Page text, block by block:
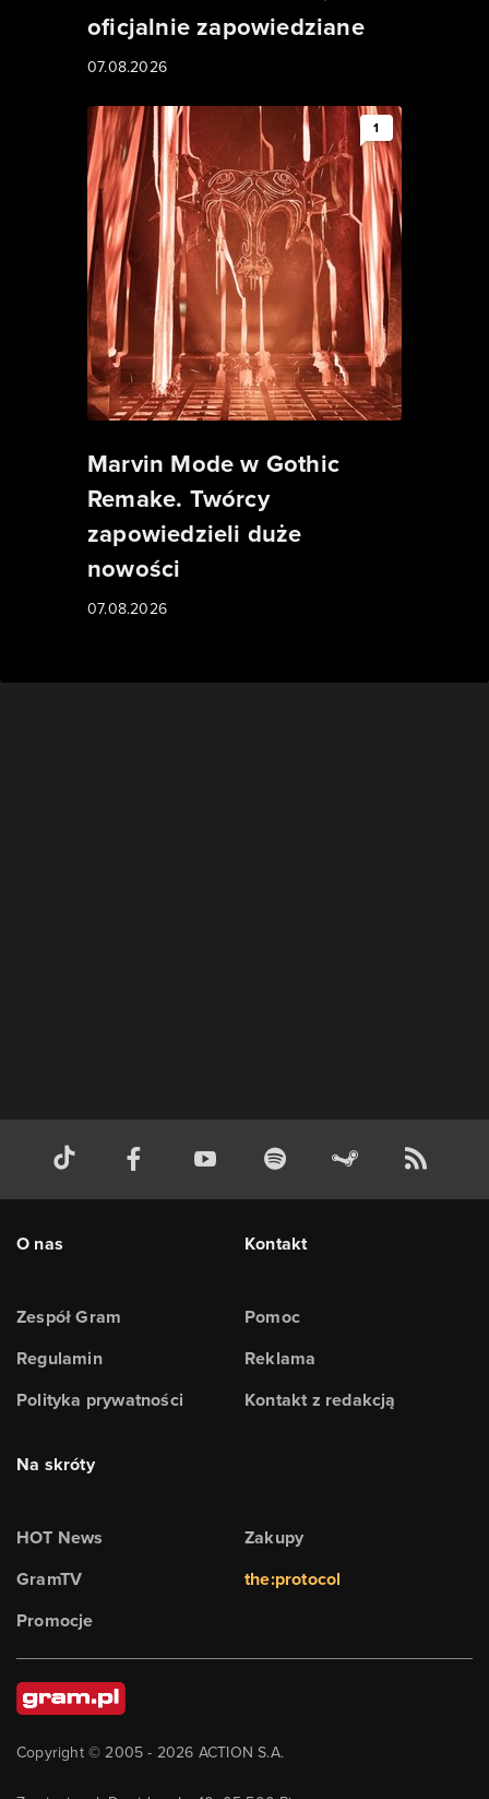
oficjalnie zapowiedziane
07.08.2026
1
Marvin Mode w Gothic
Remake. Twórcy
zapowiedzieli duże
nowości
07.08.2026
O nas
Zespół Gram
Regulamin
Polityka prywatności
Kontakt
Pomoc
Reklama
Kontakt z redakcją
Na skróty
HOT News
GramTV
Promocje
Zakupy
the:protocol
Copyright © 2005 - 2026 ACTION S.A.